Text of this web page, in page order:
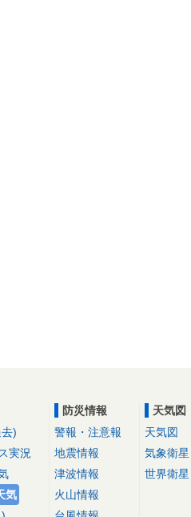
)
実況
気
防災情報
警報・注意報
地震情報
津波情報
火山情報
天気図
天気図
気象衛星
世界衛星